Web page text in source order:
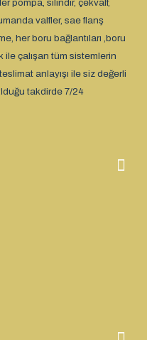
pompa, silindir, çekvalf,
valfler, sae flanş
her boru bağlantıları ,boru
ile çalışan tüm sistemlerin
anlayışı ile siz değerli
takdirde 7/24